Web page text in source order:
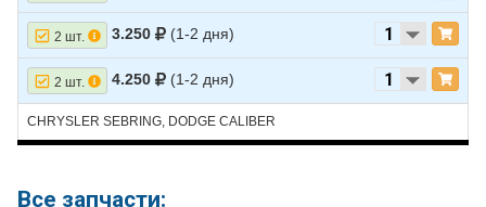
2 шт. 3.250 (1-2 дня)
2 шт. 4.250 (1-2 дня)
CHRYSLER SEBRING, DODGE CALIBER
Все запчасти: